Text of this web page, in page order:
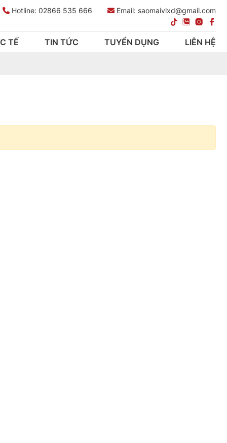
Hotline: 02866 535 666 Email: saomaivlxd@gmail.com
TẾ TIN TỨC TUYỂN DỤNG LIÊN HỆ